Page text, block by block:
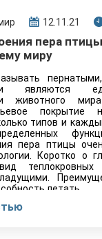
12.11.21
пера
миру
являются
животного
покрытие
типов и
пера птицы
Коротко о
теплокровных
летать,…